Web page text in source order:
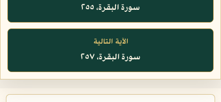
سورة البقرة، ٢٥٥
الآية التالية
سورة البقرة، ٢٥٧